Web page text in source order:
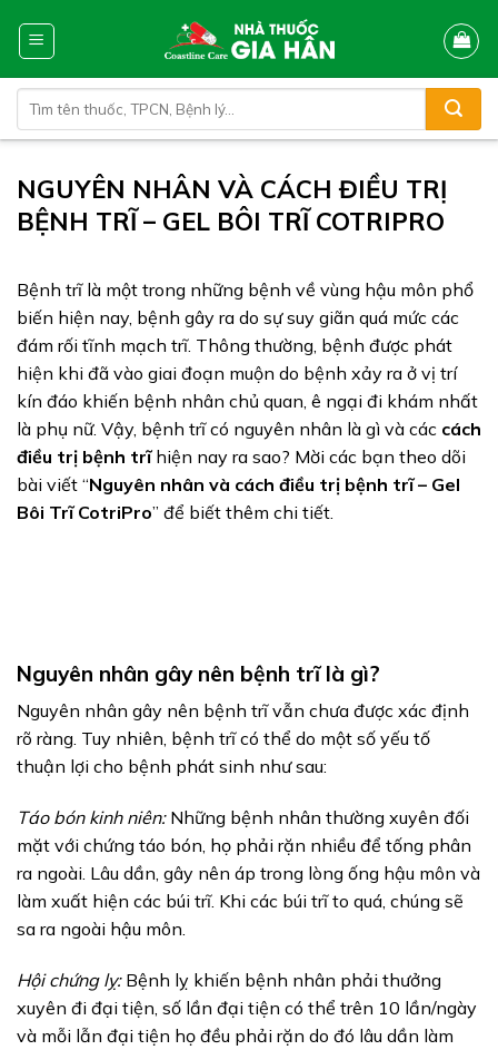
kiếm:
NGUYÊN NHÂN VÀ CÁCH ĐIỀU TRỊ
BỆNH TRĨ – GEL BÔI TRĨ COTRIPRO
Bệnh trĩ là một trong những bệnh về vùng hậu môn phổ
biến hiện nay, bệnh gây ra do sự suy giãn quá mức các
đám rối tĩnh mạch trĩ. Thông thường, bệnh được phát
hiện khi đã vào giai đoạn muộn do bệnh xảy ra ở vị trí
kín đáo khiến bệnh nhân chủ quan, ê ngại đi khám nhất
là phụ nữ. Vậy, bệnh trĩ có nguyên nhân là gì và các cách
điều trị bệnh trĩhiện nay ra sao? Mời các bạn theo dõi
bài viết “Nguyên nhân và cách điều trị bệnh trĩ – Gel
Bôi Trĩ CotriPro” để biết thêm chi tiết.
Nguyên nhân gây nên bệnh trĩ là gì?
Nguyên nhân gây nên bệnh trĩ vẫn chưa được xác định
rõ ràng. Tuy nhiên, bệnh trĩ có thể do một số yếu tố
thuận lợi cho bệnh phát sinh như sau:
Táo bón kinh niên:Những bệnh nhân thường xuyên đối
mặt với chứng táo bón, họ phải rặn nhiều để tống phân
ra ngoài. Lâu dần, gây nên áp trong lòng ống hậu môn và
làm xuất hiện các búi trĩ. Khi các búi trĩ to quá, chúng sẽ
sa ra ngoài hậu môn.
Hội chứng lỵ:Bệnh lỵ khiến bệnh nhân phải thưởng
xuyên đi đại tiện, số lần đại tiện có thể trên 10 lần/ngày
và mỗi lẫn đại tiện họ đều phải rặn do đó lâu dần làm